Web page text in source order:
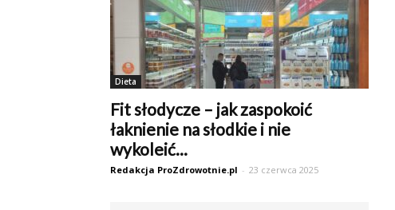
Dieta
Fit słodycze – jak zaspokoić
łaknienie na słodkie i nie
wykoleić...
Redakcja ProZdrowotnie.pl - 23 czerwca 2025